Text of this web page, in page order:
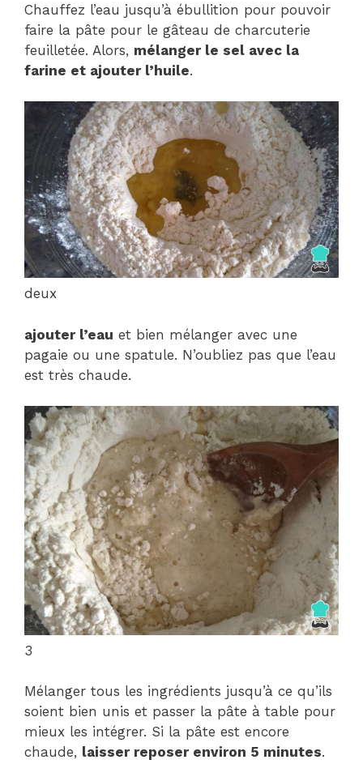
Chauffez l’eau jusqu’à ébullition pour pouvoir
faire la pâte pour le gâteau de charcuterie
feuilletée. Alors, mélanger le sel avec la
farine et ajouter l’huile.
deux
ajouter l’eau et bien mélanger avec une
pagaie ou une spatule. N’oubliez pas que l’eau
est très chaude.
3
Mélanger tous les ingrédients jusqu’à ce qu’ils
soient bien unis et passer la pâte à table pour
mieux les intégrer. Si la pâte est encore
chaude, laisser reposer environ 5 minutes.